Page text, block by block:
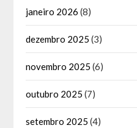
janeiro 2026 (8)
dezembro 2025 (3)
novembro 2025 (6)
outubro 2025 (7)
setembro 2025 (4)